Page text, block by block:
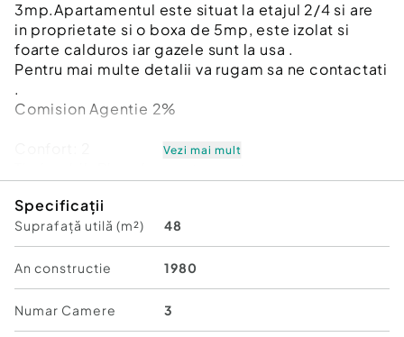
3mp.Apartamentul este situat la etajul 2/4 si are
in proprietate si o boxa de 5mp, este izolat si
foarte calduros iar gazele sunt la usa .
Pentru mai multe detalii va rugam sa ne contactati
.
Comision Agentie 2%
Posibilitate parcare: Nu
Vezi mai mult
Specificații
Suprafață utilă (m²) 48
An constructie 1980
Numar Camere 3